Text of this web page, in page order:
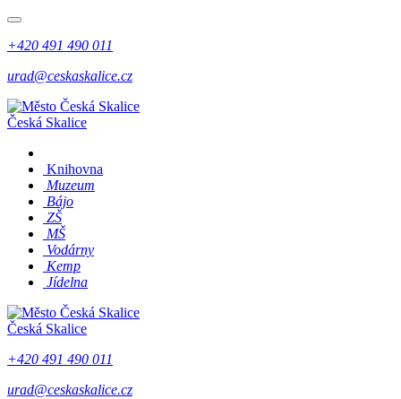
+420 491 490 011
urad@ceskaskalice.cz
Česká Skalice
Knihovna
Muzeum
Bájo
ZŠ
MŠ
Vodárny
Kemp
Jídelna
Česká Skalice
+420 491 490 011
urad@ceskaskalice.cz